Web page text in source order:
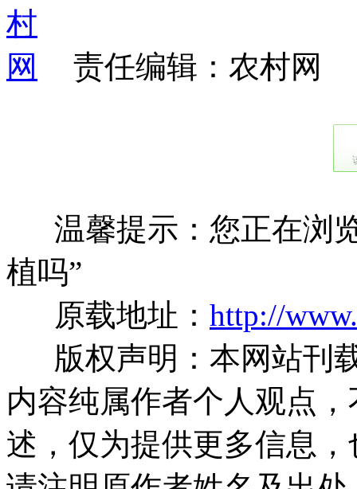
责任编辑：农村网
温馨提示：您正在浏
植吗”
原载地址： http://
版权声明：本网站刊
内容纯属作者个人观点
述，仅为提供更多信息